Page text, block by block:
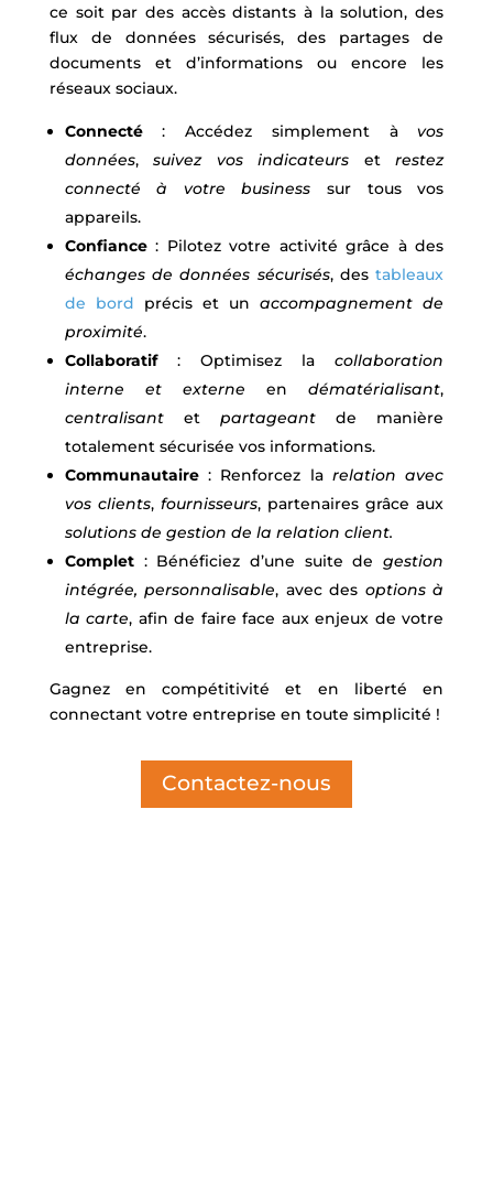
ce soit par des accès distants à la solution, des
flux de données sécurisés, des partages de
documents et d’informations ou encore les
réseaux sociaux.
Connecté: Accédez simplement àvos
données,suivez vos indicateurs etrestez
connecté à votre business sur tous vos
appareils.
Confiance: Pilotez votre activité grâce à des
échanges de données sécurisés, destableaux
de bord précis et unaccompagnement de
proximité.
Collaboratif: Optimisez lacollaboration
interne et externe endématérialisant,
centralisantet partageant de manière
totalement sécurisée vos informations.
Communautaire: Renforcez la relation avec
vos clients, fournisseurs, partenaires grâce aux
solutions de gestion de la relation client.
Complet: Bénéficiez d’une suite degestion
intégrée, personnalisable, avec des options à
la carte, afin de faire face aux enjeux de votre
entreprise.
Gagnez en compétitivité et en liberté en
connectant votre entreprise en toute simplicité !
Contactez-nous